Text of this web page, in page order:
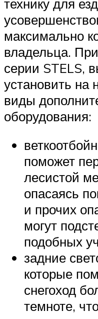
технику для
максимально
владельца.
серии STELS,
установить
виды
оборудования:
поможет
лесистой
опасаясь
и прочих
могут
подобных
задние
которые
снегоход
темноте,